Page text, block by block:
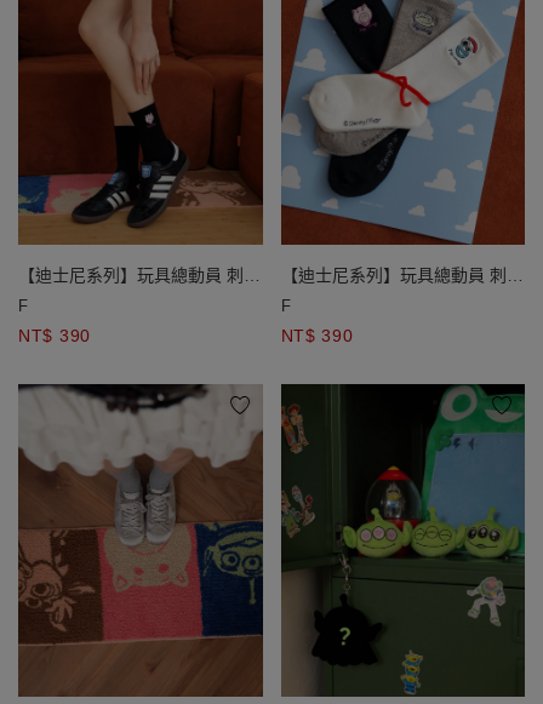
【迪士尼系列】玩具總動員 刺繡
圖案中筒襪 三眼怪款/叉奇款/火
F
NT$ 390
【迪士尼系列】玩具總動員 刺繡
圖案中筒襪 三眼怪款/叉奇款/火
F
NT$ 390